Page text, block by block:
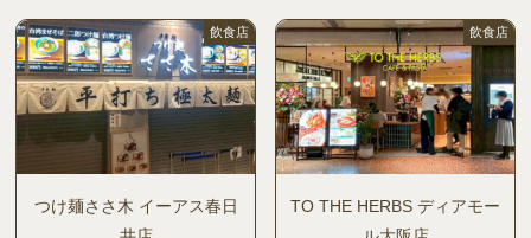
飲食店
つけ麺ささ木 イーアス春日
飲食店
TO THE HERBS ディアモー